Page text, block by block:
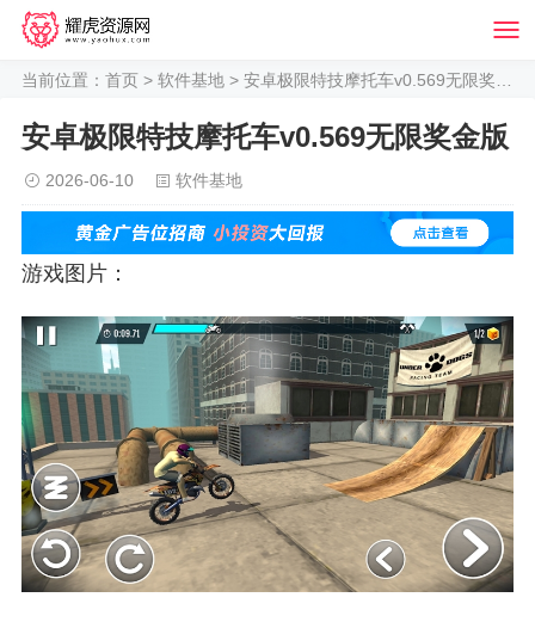
当前位置： 首页 > 软件基地 > 安卓极限特技摩托车v0.569无限奖金版
安卓极限特技摩托车v0.569无限奖金版
2026-06-10 软件基地
游戏图片：